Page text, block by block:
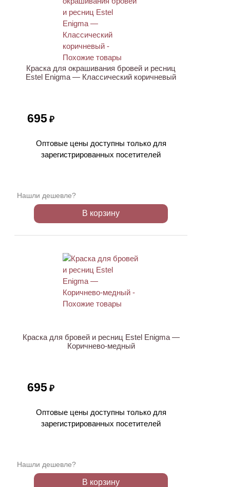
Краска для окрашивания бровей и ресниц
Estel Enigma — Классический коричневый
695 ₽
Оптовые цены доступны только для
зарегистрированных посетителей
Нашли дешевле?
В корзину
Краска для бровей и ресниц Estel Enigma —
Коричнево-медный
695 ₽
Оптовые цены доступны только для
зарегистрированных посетителей
Нашли дешевле?
В корзину